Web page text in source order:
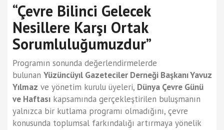
“Çevre Bilinci Gelecek
Nesillere Karşı Ortak
Sorumluluğumuzdur”
Programın sonunda değerlendirmelerde
bulunan Yüzüncüyıl Gazeteciler Derneği Başkanı Yavuz
Yılmaz ve yönetim kurulu üyeleri, Dünya Çevre Günü
ve Haftası kapsamında gerçekleştirilen buluşmanın
yalnızca bir kutlama programı olmadığını, çevre
konusunda toplumsal farkındalığı artırmaya yönelik